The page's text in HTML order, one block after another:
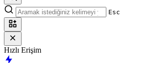
Esc
Hızlı Erişim